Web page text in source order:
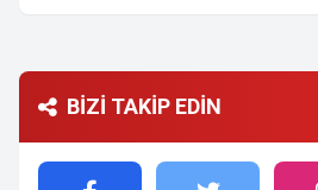
BİZİ TAKİP EDİN